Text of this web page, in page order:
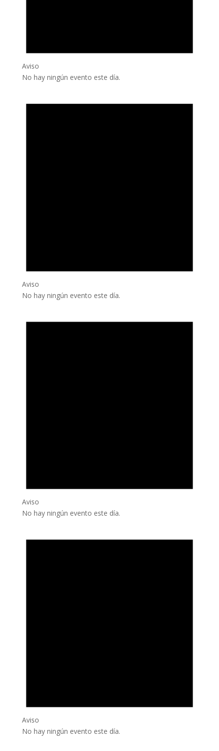
Aviso
No hay ningún evento este día.
Aviso
No hay ningún evento este día.
Aviso
No hay ningún evento este día.
Aviso
No hay ningún evento este día.